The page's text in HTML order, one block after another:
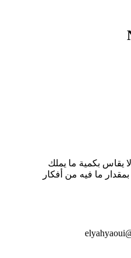
يقاس بكمية ما يملك
ما فيه من أفكار